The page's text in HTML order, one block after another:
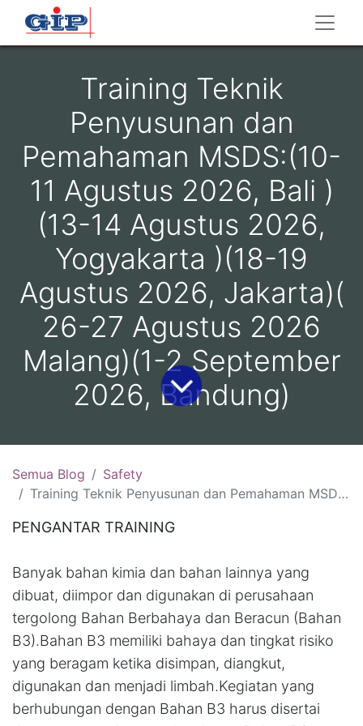
Training Teknik
Penyusunan dan
Pemahaman MSDS:(10-
11 Agustus 2026, Bali )
(13-14 Agustus 2026,
Yogyakarta )(18-19
Agustus 2026, Jakarta)(
26-27 Agustus 2026
Malang)(1-2 September
2026, Bandung)
Semua Blog
Safety
Training Teknik Penyusunan dan Pemahaman MSDS:(10-11 Agustus 2026, Bali )(13-14 Agustus 2026, Yogyakarta )(18-19 Agustus 2026, Jakarta)( 26-27 Agustus 2026 Malang)(1-2 September 2026, Bandung)
PENGANTAR TRAINING
Banyak bahan kimia dan bahan lainnya yang
dibuat, diimpor dan digunakan di perusahaan
tergolong Bahan Berbahaya dan Beracun (Bahan
B3).Bahan B3 memiliki bahaya dan tingkat risiko
yang beragam ketika disimpan, diangkut,
digunakan dan menjadi limbah.Kegiatan yang
berhubungan dengan Bahan B3 harus disertai